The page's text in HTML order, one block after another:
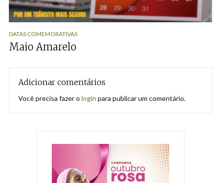
DATAS COMEMORATIVAS
Maio Amarelo
Adicionar comentários
Você precisa fazer o login para publicar um comentário.